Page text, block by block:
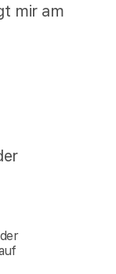
mir am